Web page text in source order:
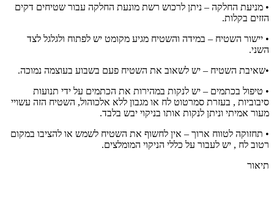
• מניעת החלקה – ניתן לרכוש רשת מונעת החלקה עבור שטיחים דקים
הזזים בקלות.
• יישור השטיח – במידה והשטיח מגיע מקומט יש לפתוח ולגלגל לצד
השני.
•שאיבת השטיח – יש לשאוב את השטיח פעם בשבוע בעוצמה נמוכה.
• טיפול בכתמים – יש לנקות במהירות את הכתמים על ידי תנועות
סיבוביות , בעזרת סמרטוט לח או מגבון ללא אלכוהול, השטיח הזה עשויי
מעור אמיתי וניתן לנקות אותו בניקוי יבש בלבד.
• תחזוקה לטווח ארוך – אין לחשוף את השטיח לשמש או להציבו במקום
רטוב לח , יש לעבור על כללי הניקוי המומלצים.
תיאור